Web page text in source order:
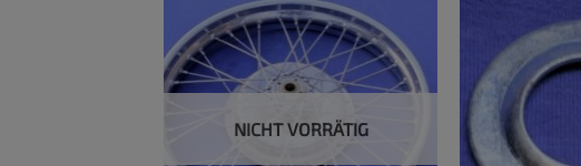
NICHT VORRÄTIG